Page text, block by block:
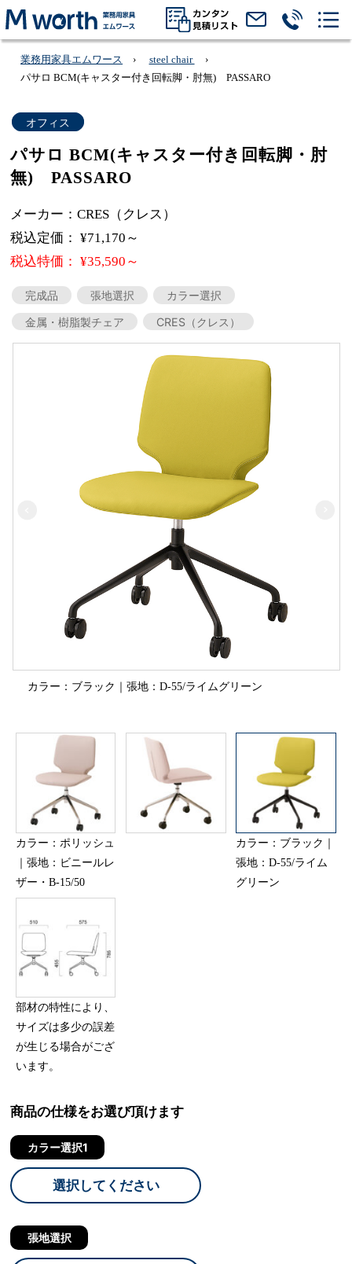
業務用家具エムワース
steel chair
パサロ BCM(キャスター付き回転脚・肘無) PASSARO
オフィス
パサロ BCM(キャスター付き回転脚・肘
無) PASSARO
メーカー：CRES（クレス）
税込定価： ¥71,170～
税込特価： ¥35,590～
完成品 張地選択
カラー選択
金属・樹脂製チェア
CRES（クレス）
カラー：ブラック｜張地：D-55/ライムグリーン
カラー：ポリッシュ
｜張地：ビニールレ
ザー・B-15/50
カラー：ブラック｜
張地：D-55/ライム
グリーン
部材の特性により、
サイズは多少の誤差
が生じる場合がござ
います。
商品の仕様をお選び頂けます
カラー選択1
選択してください
張地選択